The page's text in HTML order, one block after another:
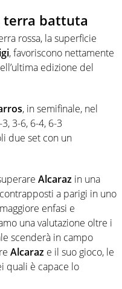
terra battuta
rossa, la superficie
, favoriscono nettamente
edizione del
, in semifinale, nel
3-6, 6-4, 6-3
due set con un
Alcaraz in una
a parigi in uno
enfasi e
una valutazione oltre i
scenderà in campo
Alcaraz e il suo gioco, le
quali è capace lo